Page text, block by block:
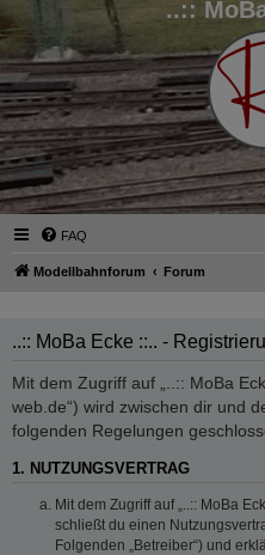
..::
FAQ
Modellbahnforum Forum
..:: MoBa Ecke ::.. -
Mit dem Zugriff auf „..:: MoBa
web.de“) wird zwischen dir und
folgenden Regelungen
1. NUTZUNGSVERTRAG
Mit dem Zugriff auf „..:: MoBa
schließt du einen
Folgenden „Betreiber“) und